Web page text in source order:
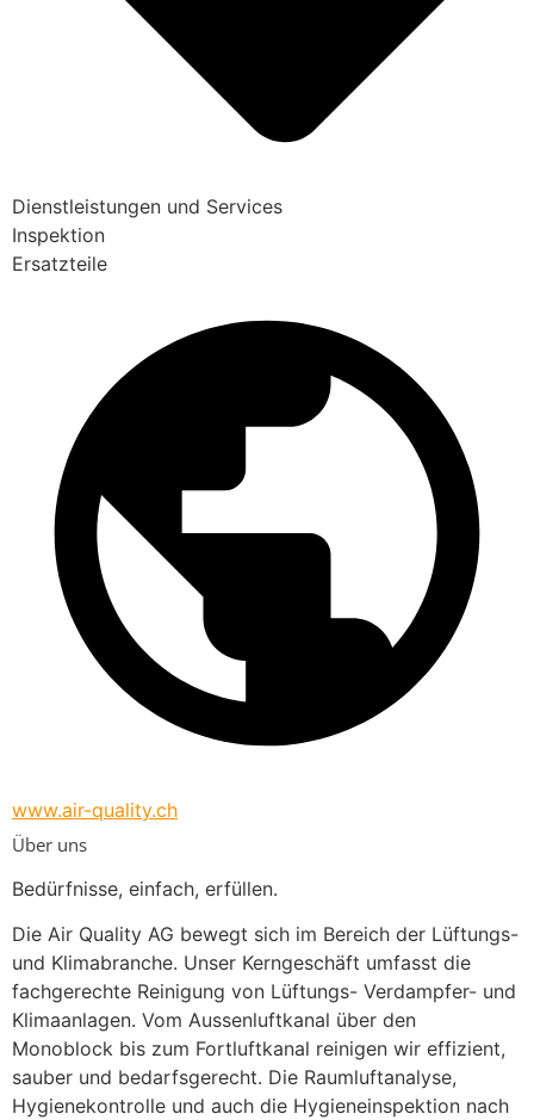
Dienstleistungen und Services
Inspektion
Ersatzteile
www.air-quality.ch
Über uns
Bedürfnisse, einfach, erfüllen.
Die Air Quality AG bewegt sich im Bereich der Lüftungs-
und Klimabranche. Unser Kerngeschäft umfasst die
fachgerechte Reinigung von Lüftungs- Verdampfer- und
Klimaanlagen. Vom Aussenluftkanal über den
Monoblock bis zum Fortluftkanal reinigen wir effizient,
sauber und bedarfsgerecht. Die Raumluftanalyse,
Hygienekontrolle und auch die Hygieneinspektion nach